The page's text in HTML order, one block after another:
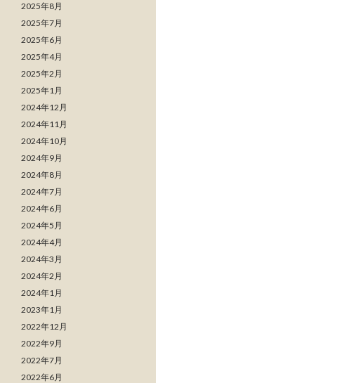
2025年8月
2025年7月
2025年6月
2025年4月
2025年2月
2025年1月
2024年12月
2024年11月
2024年10月
2024年9月
2024年8月
2024年7月
2024年6月
2024年5月
2024年4月
2024年3月
2024年2月
2024年1月
2023年1月
2022年12月
2022年9月
2022年7月
2022年6月